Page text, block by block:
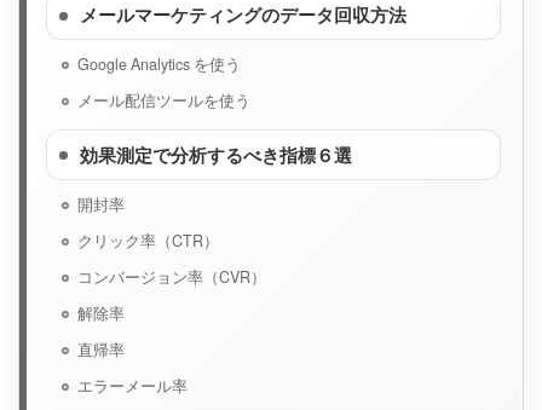
メールマーケティングのデータ回収方法
Google Analytics を使う
メール配信ツールを使う
効果測定で分析するべき指標６選
開封率
クリック率（CTR）
コンバージョン率（CVR）
解除率
直帰率
エラーメール率